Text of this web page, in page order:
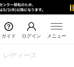
ガイド ログイン メニュー
レディース